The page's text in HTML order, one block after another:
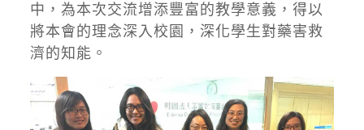
中，為本次交流增添豐富的教學意義，得以
將本會的理念深入校園，深化學生對藥害救
濟的知能。